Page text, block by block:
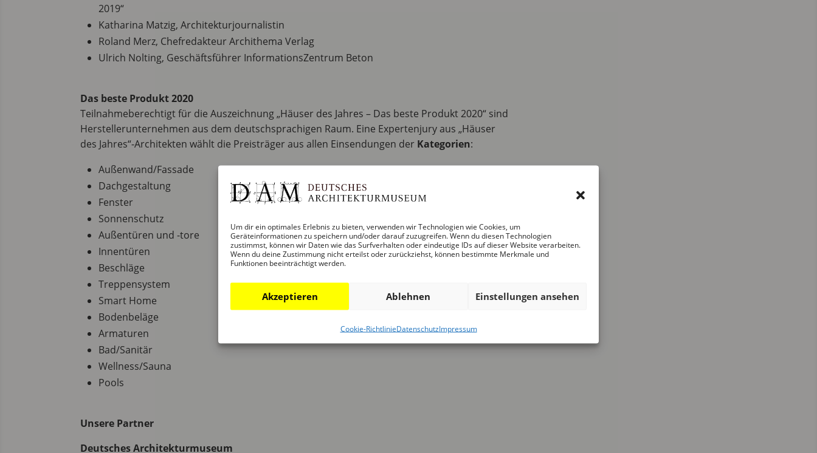
Um dir ein optimales Erlebnis zu bieten, verwenden wir Technologien wie Cookies, um
Geräteinformationen zu speichern und/oder darauf zuzugreifen. Wenn du diesen Technologien
zustimmst, können wir Daten wie das Surfverhalten oder eindeutige IDs auf dieser Website verarbeiten.
Wenn du deine Zustimmung nicht erteilst oder zurückziehst, können bestimmte Merkmale und
Funktionen beeinträchtigt werden.
Akzeptieren Ablehnen Einstellungen ansehen
Cookie-RichtlinieDatenschutzImpressum
2019“
Katharina Matzig, Architekturjournalistin
Roland Merz, Chefredakteur Archithema Verlag
Ulrich Nolting, Geschäftsführer InformationsZentrum Beton
Das beste Produkt 2020
Teilnahmeberechtigt für die Auszeichnung „Häuser des Jahres – Das beste Produkt 2020“ sind
Herstellerunternehmen aus dem deutschsprachigen Raum. Eine Expertenjury aus „Häuser
des Jahres“-Architekten wählt die Preisträger aus allen Einsendungen der Kategorien:
Außenwand/Fassade
Dachgestaltung
Fenster
Sonnenschutz
Außentüren und -tore
Innentüren
Beschläge
Treppensystem
Smart Home
Bodenbeläge
Armaturen
Bad/Sanitär
Wellness/Sauna
Pools
Unsere Partner
Deutsches Architekturmuseum